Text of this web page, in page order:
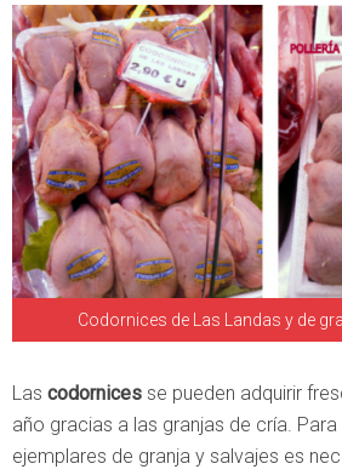
Codornices de Las Landas y de
Las codornices se pueden adquirir
año gracias a las granjas de cría.
ejemplares de granja y salvajes es